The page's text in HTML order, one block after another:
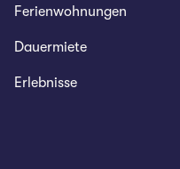
Ferienwohnungen
Dauermiete
Erlebnisse